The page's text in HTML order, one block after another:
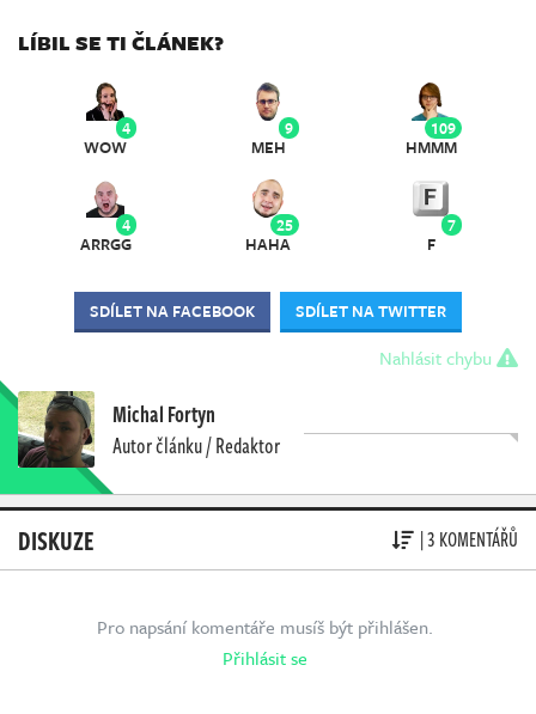
LÍBIL SE TI ČLÁNEK?
4
WOW
9
MEH
109
HMMM
4
ARRGG
25
HAHA
7
F
SDÍLET NA FACEBOOK SDÍLET NA TWITTER
Nahlásit chybu
Michal Fortyn
Autor článku / Redaktor
DISKUZE | 3 KOMENTÁŘŮ
Pro napsání komentáře musíš být přihlášen.
Přihlásit se